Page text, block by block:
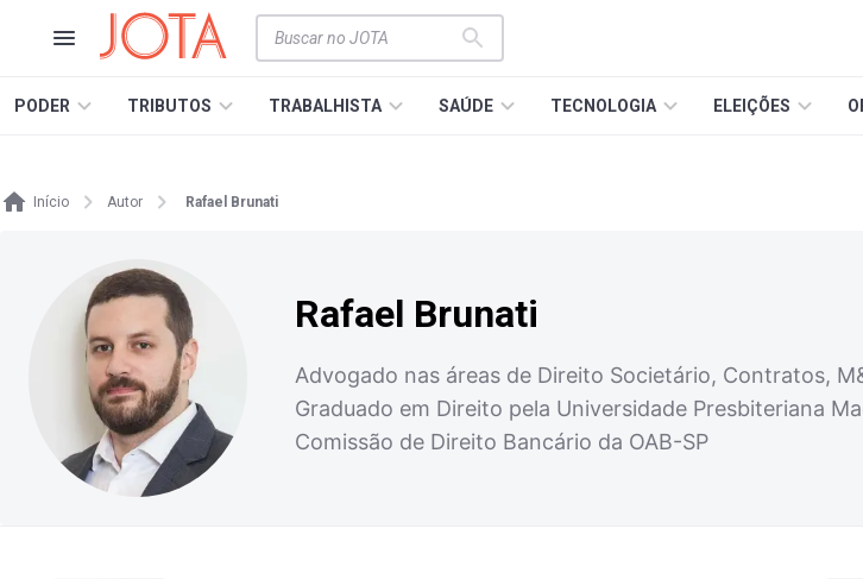
PODER TRIBUTOS TRABALHISTA SAÚDE TECNOLOGIA ELEIÇÕES
Início Autor Rafael Brunati
Rafael Brunati
Advogado nas áreas de Direito Societário, Contratos,
Graduado em Direito pela Universidade Presbiteriana
Comissão de Direito Bancário da OAB-SP